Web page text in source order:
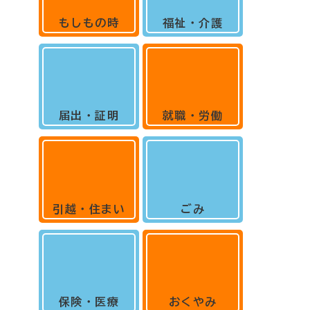
もしもの時
届出・証明
引越・住まい
保険・医療
福祉・介護
就職・労働
ごみ
おくやみ